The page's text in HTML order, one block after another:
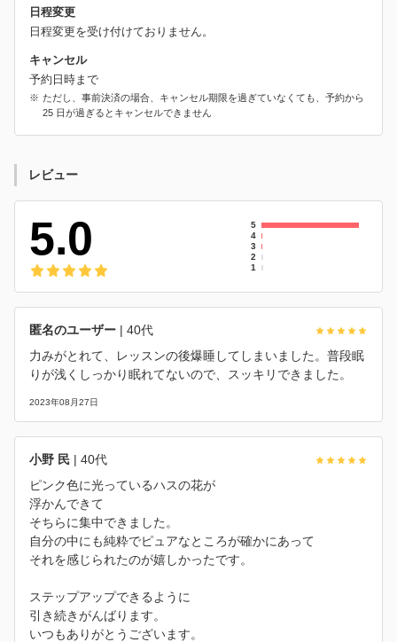
日程変更
日程変更を受け付けておりません。
キャンセル
予約日時まで
ただし、事前決済の場合、キャンセル期限を過ぎていなくても、予約から
25 日が過ぎるとキャンセルできません
レビュー
5.0
5
4
3
2
1
匿名のユーザー | 40代
力みがとれて、レッスンの後爆睡してしまいました。普段眠
りが浅くしっかり眠れてないので、スッキリできました。
2023年08月27日
小野 民 | 40代
ピンク色に光っているハスの花が
浮かんできて
そちらに集中できました。
自分の中にも純粋でピュアなところが確かにあって
それを感じられたのが嬉しかったです。
ステップアップできるように
引き続きがんばります。
いつもありがとうございます。